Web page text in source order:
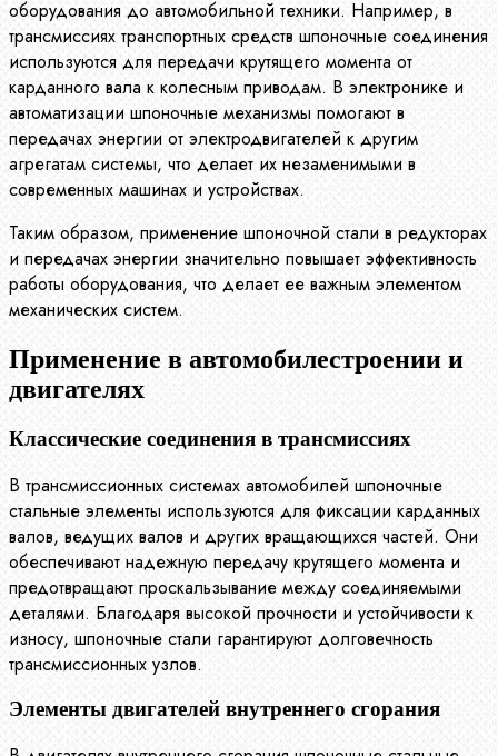
оборудования до автомобильной техники. Например, в
трансмиссиях транспортных средств шпоночные соединения
используются для передачи крутящего момента от
карданного вала к колесным приводам. В электронике и
автоматизации шпоночные механизмы помогают в
передачах энергии от электродвигателей к другим
агрегатам системы, что делает их незаменимыми в
современных машинах и устройствах.
Таким образом, применение шпоночной стали в редукторах
и передачах энергии значительно повышает эффективность
работы оборудования, что делает ее важным элементом
механических систем.
Применение в автомобилестроении и
двигателях
Классические соединения в трансмиссиях
В трансмиссионных системах автомобилей шпоночные
стальные элементы используются для фиксации карданных
валов, ведущих валов и других вращающихся частей. Они
обеспечивают надежную передачу крутящего момента и
предотвращают проскальзывание между соединяемыми
деталями. Благодаря высокой прочности и устойчивости к
износу, шпоночные стали гарантируют долговечность
трансмиссионных узлов.
Элементы двигателей внутреннего сгорания